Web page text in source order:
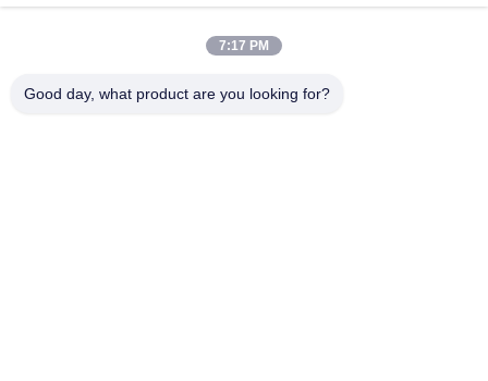
पता
7:17 PM
Good day, what product are you looking for?